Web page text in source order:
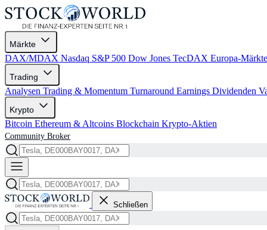
Märkte
DAX/MDAX Nasdaq S&P 500 Dow Jones TecDAX Europa-
Trading
Analysen Trading & Momentum Turnaround Earnings Dividenden
Krypto
Bitcoin Ethereum & Altcoins Blockchain Krypto-Aktien
Community Broker
Schließen